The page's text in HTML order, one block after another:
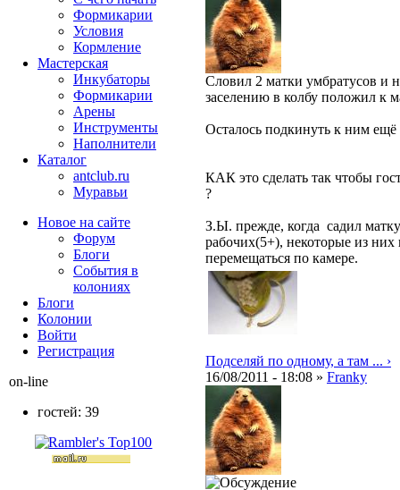
Словил 2 матки умбратусов и
заселению в колбу положил к
Осталось подкинуть к ним
КАК это сделать так чтобы
?
З.Ы. прежде, когда садил
рабочих(5+), некоторые из
перемещаться по камере.
Подселяй по одному, а там ... ›
16/08/2011 - 18:08 » Franky
Формикарии
Условия
Кормление
Мастерская
Инкубаторы
Формикарии
Арены
Инструменты
Наполнители
Каталог
antclub.ru
Муравьи
Новое на сайте
Форум
Блоги
События в
колониях
Блоги
Колонии
Войти
Peгиcтpaция
on-line
гостей: 39